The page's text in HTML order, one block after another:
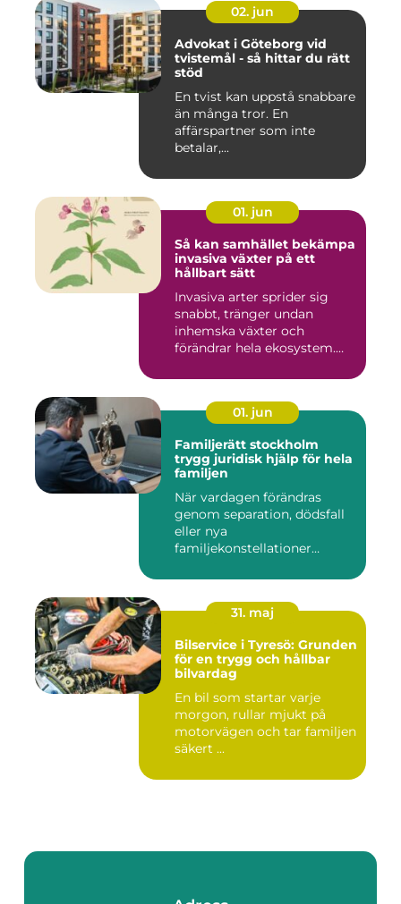
02. jun
Advokat i Göteborg vid
tvistemål - så hittar du rätt
stöd
En tvist kan uppstå snabbare
än många tror. En
affärspartner som inte
betalar,...
01. jun
Så kan samhället bekämpa
invasiva växter på ett
hållbart sätt
Invasiva arter sprider sig
snabbt, tränger undan
inhemska växter och
förändrar hela ekosystem.
01. jun
Familjerätt stockholm
trygg juridisk hjälp för hela
familjen
När vardagen förändras
genom separation, dödsfall
eller nya
familjekonstellationer
31. maj
Bilservice i Tyresö: Grunden
för en trygg och hållbar
bilvardag
En bil som startar varje
morgon, rullar mjukt på
motorvägen och tar familjen
säkert ...